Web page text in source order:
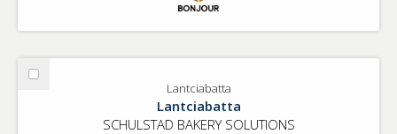
Välj
Lantciabatta
Lantciabatta
SCHULSTAD BAKERY SOLUTIONS